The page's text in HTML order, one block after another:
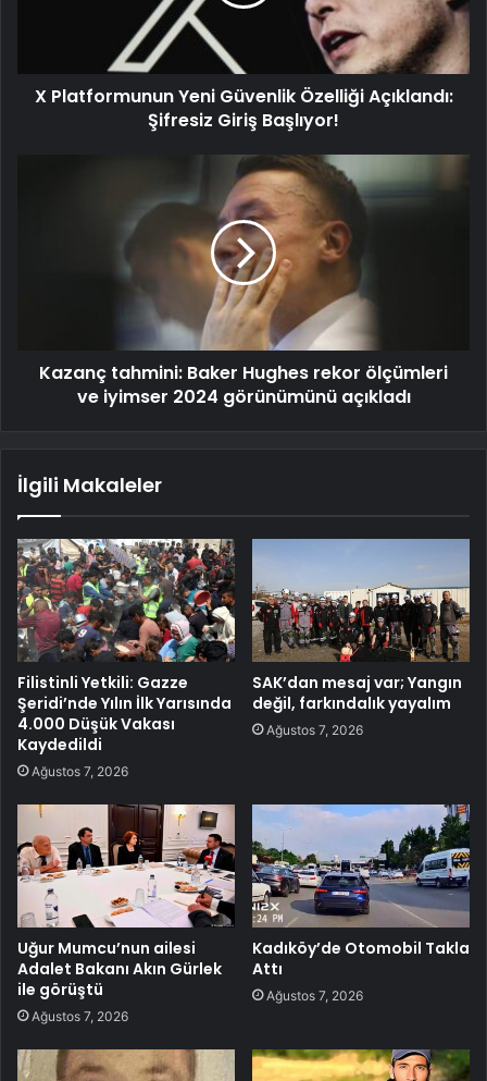
X Platformunun Yeni Güvenlik Özelliği Açıklandı:
Şifresiz Giriş Başlıyor!
Kazanç tahmini: Baker Hughes rekor ölçümleri
ve iyimser 2024 görünümünü açıkladı
İlgili Makaleler
Filistinli Yetkili: Gazze
Şeridi’nde Yılın İlk Yarısında
4.000 Düşük Vakası
Kaydedildi
Ağustos 7, 2026
SAK’dan mesaj var; Yangın
değil, farkındalık yayalım
Ağustos 7, 2026
Uğur Mumcu’nun ailesi
Adalet Bakanı Akın Gürlek
ile görüştü
Ağustos 7, 2026
Kadıköy’de Otomobil Takla
Attı
Ağustos 7, 2026